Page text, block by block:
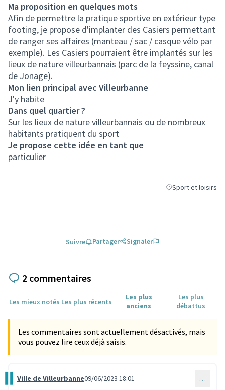
Ma proposition en quelques mots
Afin de permettre la pratique sportive en extérieur type
footing, je propose d'implanter des Casiers permettant
de ranger ses affaires (manteau / sac / casque vélo par
exemple). Les Casiers pourraient être implantés sur les
lieux de nature villeurbannais (parc de la feyssine, canal
de Jonage).
Mon lien principal avec Villeurbanne
J'y habite
Dans quel quartier ?
Sur les lieux de nature villeurbannais ou de nombreux
habitants pratiquent du sport
Je propose cette idée en tant que
particulier
Filtrer les
Sport et loisirs
Suivre Partager Signaler
2 commentaires
Les mieux notés Les plus récents
Les plus
anciens
Les plus
débattus
Les commentaires sont actuellement désactivés, mais
vous pouvez lire ceux déjà saisis.
Commentaire 2673
Ville de Villeurbanne09/06/2023 18:01 …